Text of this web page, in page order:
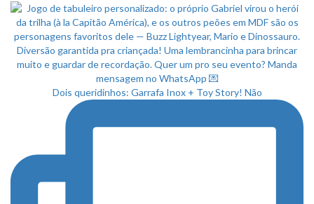
Dois queridinhos: Garrafa Inox + Toy Story! Não